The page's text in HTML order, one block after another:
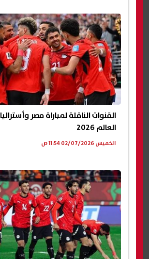
القنوات الناقلة لمباراة مصر
العالم 2026
الخميس 02/07/2026 11:54 ص